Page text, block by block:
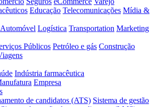
Educação Telecomunicações Mídia &
Automóvel Logística Transportation Marketing
Públicos Petróleo e gás Construção
Indústria farmacêutica
Empresa
de candidatos (ATS) Sistema de gestão